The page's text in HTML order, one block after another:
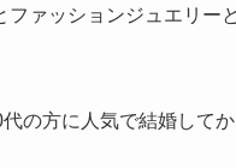
ァッションジュエリー
の方に人気で結婚して